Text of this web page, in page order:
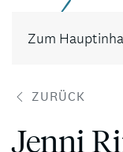
Zum
ZURÜCK
Jenni